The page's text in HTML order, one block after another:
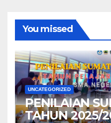
You missed
UNCATEGORIZED
PENILAIAN
TAHUN 2025/